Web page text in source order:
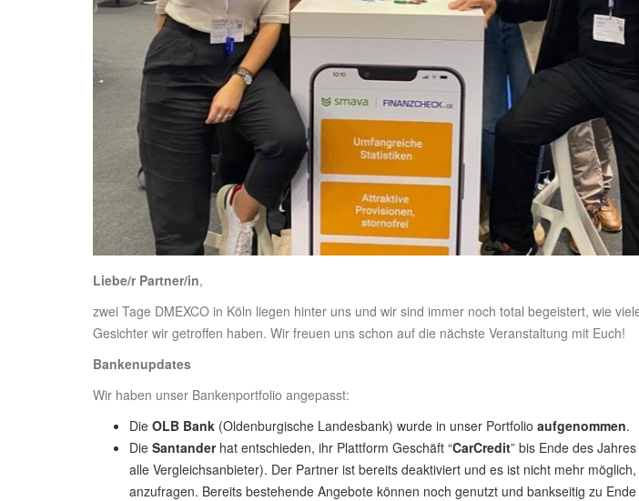
Liebe/r Partner/in,
zwei Tage DMEXCO in Köln liegen hinter uns und wir sind immer noch total begeistert, wie
Gesichter wir getroffen haben. Wir freuen uns schon auf die nächste Veranstaltung mit Euch!
Bankenupdates
Wir haben unser Bankenportfolio angepasst:
Die OLB Bank (Oldenburgische Landesbank) wurde in unser Portfolio aufgenommen.
Die Santanderhat entschieden, ihr Plattform Geschäft “CarCredit” bis Ende des Jahres
alle Vergleichsanbieter). Der Partner ist bereits deaktiviert und es ist nicht mehr
anzufragen. Bereits bestehende Angebote können noch genutzt und bankseitig zu